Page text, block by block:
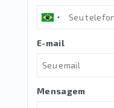
E-mail
Mensagem